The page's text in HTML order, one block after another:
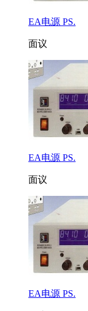
EA电源 PS.
面议
EA电源 PS.
面议
EA电源 PS.